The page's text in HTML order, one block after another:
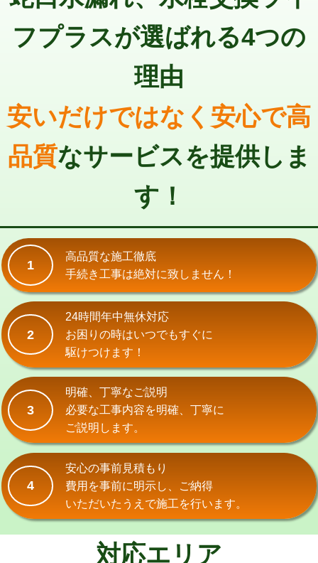
モルタル補修（厚さ10㎝超え）
追加人工 16,500円
止水・漏水調査・防水処理・清掃・修
22,000円
止水・漏水調査・防水処理・清掃・修
その他部品の脱着 8,800円～
交換・取付（タンク） 22,000円+材料費
交換・取付(単水栓（壁付・デッキ
式・ワンホール）)
交換・取付(排水栓・排水トラップ
（P/S/ポップアップ））
22,000円+材料費
交換・取付（その他部品）
持込商品取付（単水栓）
持込商品取付（混合水栓） 16,500円
持込商品取付（浄水器・分岐水栓） 16,500円
給水管工事※（ホール加工)
給水管工事※（バンド止め)
給水管工事※（支持金具設置) 5,500円
給水管工事※（保温材使用（バンド止
め込み）)
5,500円
フプラスが選ばれる4つの
理由
安いだけではなく安心で高
品質なサービスを提供しま
す！
1
高品質な施工徹底
手続き工事は絶対に致しません！
2
24時間年中無休対応
お困りの時はいつでもすぐに
駆けつけます！
3
明確、丁寧なご説明
必要な工事内容を明確、丁寧に
ご説明します。
4
安心の事前見積もり
費用を事前に明示し、ご納得
いただいたうえで施工を行います。
対応エリア